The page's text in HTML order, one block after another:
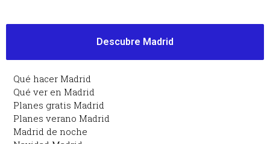
Descubre Madrid
Qué hacer Madrid
Qué ver en Madrid
Planes gratis Madrid
Planes verano Madrid
Madrid de noche